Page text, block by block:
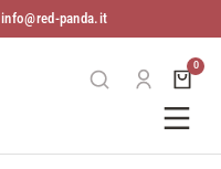
info@red-panda.it